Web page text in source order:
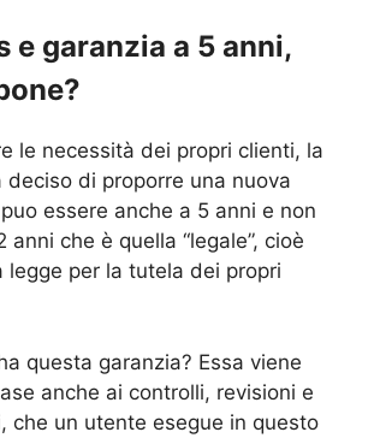
e garanzia a 5 anni,
le necessità dei propri clienti, la
deciso di proporre una nuova
essere anche a 5 anni e non
anni che è quella “legale”, cioè
legge per la tutela dei propri
questa garanzia? Essa viene
anche ai controlli, revisioni e
che un utente esegue in questo